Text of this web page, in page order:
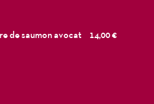
de saumon avocat 14,00 €